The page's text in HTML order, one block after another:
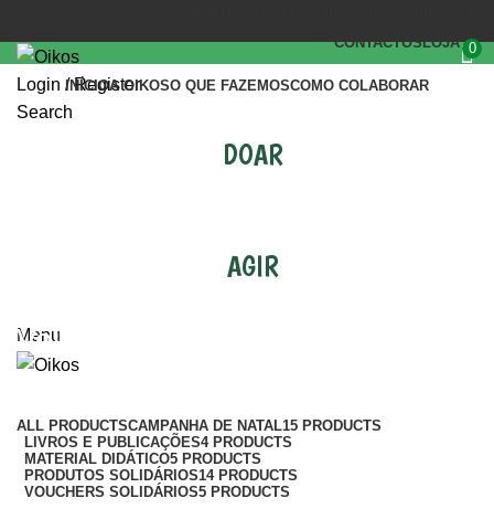
CONTACTOSLOJA 0
Login / Register
Search
INÍCIOA OIKOSO QUE FAZEMOSCOMO COLABORAR
DOAR
AGIR
Menu
Vouchers Solidários
ALL PRODUCTSCAMPANHA DE NATAL15 PRODUCTS
LIVROS E PUBLICAÇÕES4 PRODUCTS
MATERIAL DIDÁTICO5 PRODUCTS
PRODUTOS SOLIDÁRIOS14 PRODUCTS
VOUCHERS SOLIDÁRIOS5 PRODUCTS